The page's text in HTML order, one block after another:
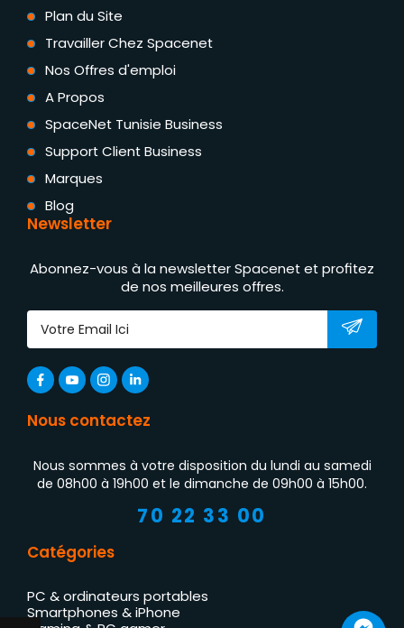
Plan du Site
Travailler Chez Spacenet
Nos Offres d'emploi
A Propos
SpaceNet Tunisie Business
Support Client Business
Marques
Blog
Newsletter
Abonnez-vous à la newsletter Spacenet et profitez
de nos meilleures offres.
Nous contactez
Nous sommes à votre disposition du lundi au samedi
de 08h00 à 19h00 et le dimanche de 09h00 à 15h00.
70 22 33 00
Catégories
PC & ordinateurs portables
Smartphones & iPhone